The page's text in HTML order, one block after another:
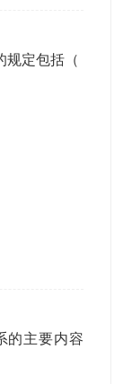
规定包括（
的主要内容